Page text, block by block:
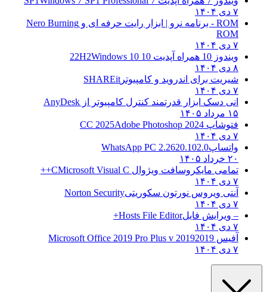
۷ دی ۱۴۰۴
ROM - برنامه نرو | ابزار رایت حرفه ای و
Nero Burning
ROM
۷ دی ۱۴۰۴
ویندوز 10 همراه آپدیت 10 22H2
Windows 10
۸ دی ۱۴۰۴
شیریت برای اندروید و کامپیوتر SHAREit
۷ دی ۱۴۰۴
انی دسک ابزار قدرتمند کنترل کامپیوتر از AnyDesk
۱۵ مرداد ۱۴۰۵
فتوشاپ CC 2025 Adobe Photoshop 2024
۷ دی ۱۴۰۴
واتساپWhatsApp PC 2.2620.102.0
۲۰ خرداد ۱۴۰۵
تمامی مایکروسافت ویژوال C Microsoft Visual C++
۷ دی ۱۴۰۴
آنتی ویروس نورتون سکوریتیNorton Security
۷ دی ۱۴۰۴
– ویرایش فایلHosts File Editor+
۷ دی ۱۴۰۴
آفیس 2019 2019 Microsoft Office 2019 Pro Plus v
۷ دی ۱۴۰۴